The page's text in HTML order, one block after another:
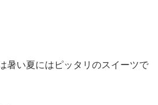
暑い夏にはピッタリのスイーツで